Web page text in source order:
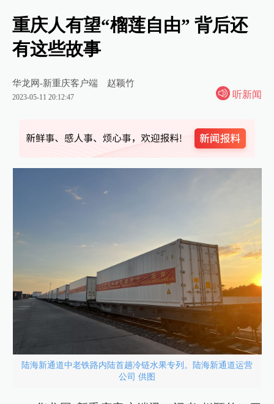
重庆人有望“榴莲自由” 背后还
有这些故事
华龙网-新重庆客户端 赵颖竹
2023-05-11 20:12:47 听新闻
陆海新通道中老铁路内陆首趟冷链水果专列。陆海新通道运营
公司 供图